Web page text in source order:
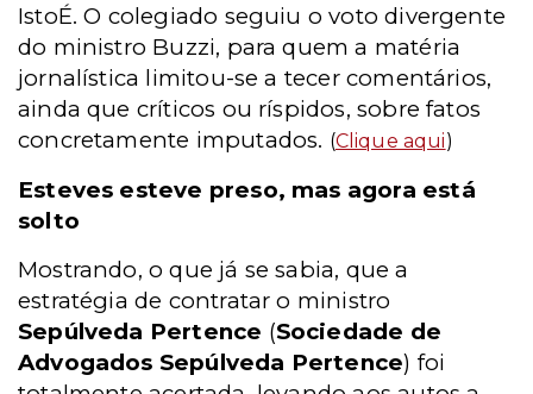
IstoÉ. O colegiado seguiu o voto divergente
do ministro Buzzi, para quem a matéria
jornalística limitou-se a tecer comentários,
ainda que críticos ou ríspidos, sobre fatos
concretamente imputados. (Clique aqui)
Esteves esteve preso, mas agora está
solto
Mostrando, o que já se sabia, que a
estratégia de contratar o ministro
Sepúlveda Pertence (Sociedade de
Advogados Sepúlveda Pertence) foi